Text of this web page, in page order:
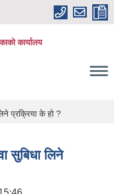
कार्यालय
प्रक्रिया के हो ?
सुबिधा लिने